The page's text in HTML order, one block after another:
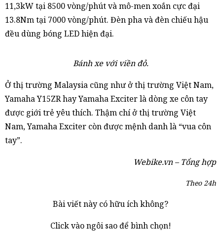
11,3kW tại 8500 vòng/phút và mô-men xoắn cực đại
13.8Nm tại 7000 vòng/phút. Đèn pha và đèn chiếu hậu
đều dùng bóng LED hiện đại.
Bánh xe với viền đỏ.
Ở thị trường Malaysia cũng như ở thị trường Việt Nam,
Yamaha Y15ZR hay Yamaha Exciter là dòng xe côn tay
được giới trẻ yêu thích. Thậm chí ở thị trường Việt
Nam, Yamaha Exciter còn được mệnh danh là “vua côn
tay”.
Webike.vn – Tổng hợp
Theo 24h
Bài viết này có hữu ích không?
Click vào ngôi sao để bình chọn!